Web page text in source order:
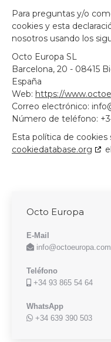
Para preguntas y/o
cookies y esta
nosotros usando los
Octo Europa SL
Barcelona, 20 - 08415
España
Web: https://
Correo electrónico:
Número de teléfono:
Esta política de
cookiedatabase.org
Octo Europa
E-Mail
info@octoeuropa.com
Teléfono
+34 93 865 54 64
WhatsApp
+34 639 390 503